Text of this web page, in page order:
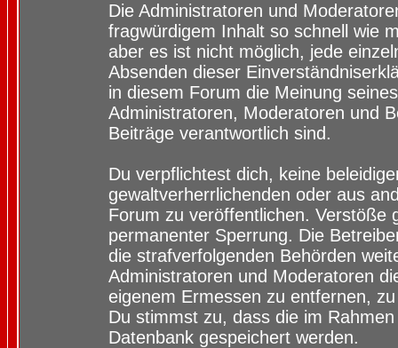
Die Administratoren und
fragwürdigem Inhalt so schnell wie
aber es ist nicht möglich, jede
Absenden dieser
in diesem Forum die Meinung
Administratoren, Moderatoren und
Beiträge verantwortlich sind.
Du verpflichtest dich, keine
gewaltverherrlichenden oder aus
Forum zu veröffentlichen. Verstöße
permanenter Sperrung. Die
die strafverfolgenden Behörden
Administratoren und Moderatoren
eigenem Ermessen zu entfernen,
Du stimmst zu, dass die im
Datenbank gespeichert werden.